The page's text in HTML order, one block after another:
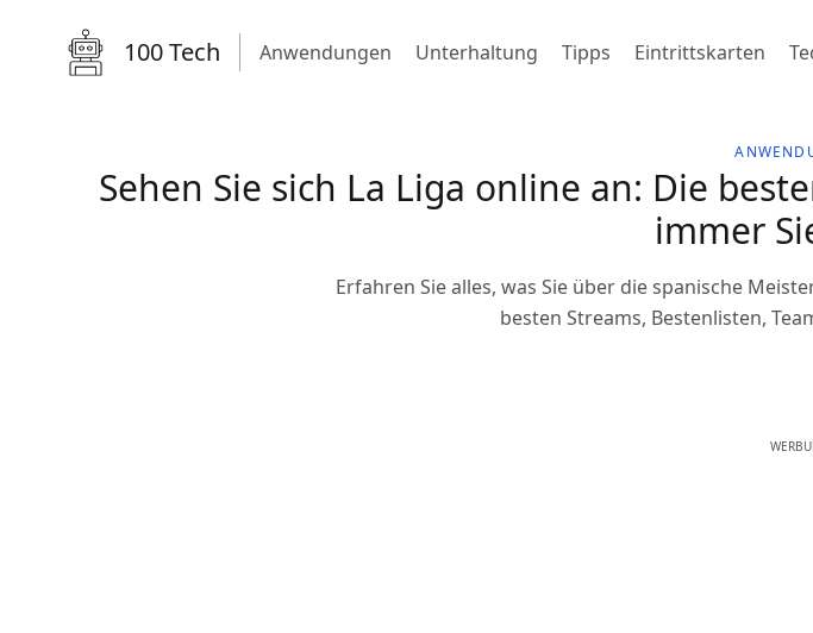
100 Tech Anwendungen Unterhaltung Tipps Eintrittskarten
Sehen Sie sich La Liga online an: Die
immer
Erfahren Sie alles, was Sie über die spanische
besten Streams, Bestenlisten,